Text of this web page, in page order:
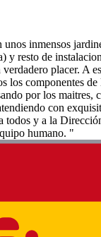
inmensos
y resto de
placer. A
los componentes
por los maitres,
con
todos y a la
humano. "